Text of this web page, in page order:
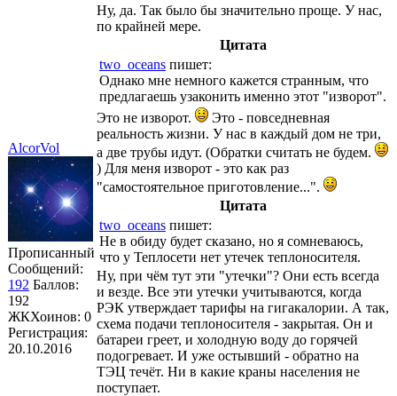
AlcorVol
Прописанный
Сообщений:
192 Баллов:
192
ЖКХоинов: 0
Регистрация:
20.10.2016
Ну, да. Так было бы значительно проще. У нас,
по крайней мере.
Цитата
two_oceans пишет:
Однако мне немного кажется странным, что
предлагаешь узаконить именно этот "изворот".
Это не изворот.
Это - повседневная
реальность жизни. У нас в каждый дом не три,
а две трубы идут. (Обратки считать не будем.
) Для меня изворот - это как раз
"самостоятельное приготовление...".
Цитата
two_oceans пишет:
Не в обиду будет сказано, но я сомневаюсь,
что у Теплосети нет утечек теплоносителя.
Ну, при чём тут эти "утечки"? Они есть всегда
и везде. Все эти утечки учитываются, когда
РЭК утверждает тарифы на гигакалории. А так,
схема подачи теплоносителя - закрытая. Он и
батареи греет, и холодную воду до горячей
подогревает. И уже остывший - обратно на
ТЭЦ течёт. Ни в какие краны населения не
поступает.